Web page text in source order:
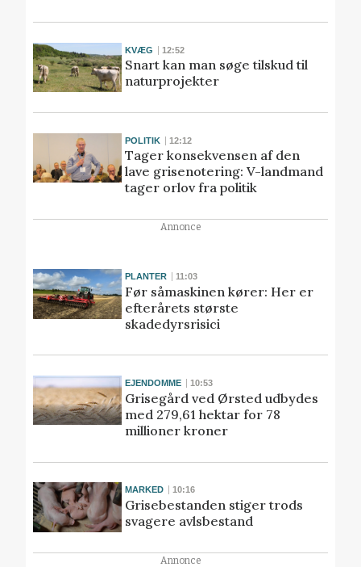
KVÆG 12:52
Snart kan man søge tilskud til
naturprojekter
POLITIK 12:12
Tager konsekvensen af den
lave grisenotering: V-landmand
tager orlov fra politik
Annonce
PLANTER 11:03
Før såmaskinen kører: Her er
efterårets største
skadedyrsrisici
EJENDOMME 10:53
Grisegård ved Ørsted udbydes
med 279,61 hektar for 78
millioner kroner
MARKED 10:16
Grisebestanden stiger trods
svagere avlsbestand
Annonce